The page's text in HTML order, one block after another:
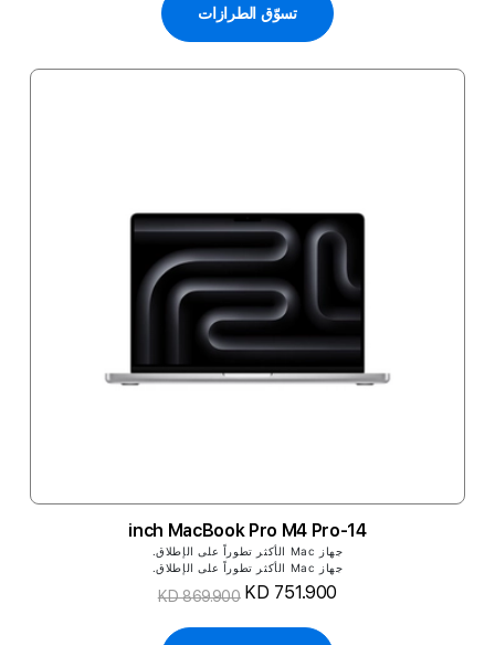
تسوّق الطرازات
14-inch MacBook Pro M4 Pro
جهاز Mac الأكثر تطوراً على الإطلاق.
جهاز Mac الأكثر تطوراً على الإطلاق.
KD 751.900
KD 869.900